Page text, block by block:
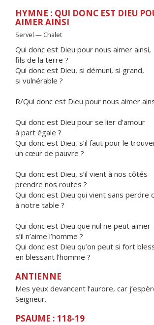
HYMNE : QUI DONC EST DIEU
AIMER AINSI
Servel — Chalet
Qui donc est Dieu pour nous aimer ainsi,
fils de la terre ?
Qui donc est Dieu, si démuni, si grand,
si vulnérable ?
R/Qui donc est Dieu pour nous aimer
Qui donc est Dieu pour se lier d’amour
à part égale ?
Qui donc est Dieu, s’il faut pour le
un cœur de pauvre ?
Qui donc est Dieu, s’il vient à nos côtés
prendre nos routes ?
Qui donc est Dieu qui vient sans perdre
à notre table ?
Qui donc est Dieu que nul ne peut aimer
s’il n’aime l’homme ?
Qui donc est Dieu qu’on peut si fort
en blessant l’homme ?
ANTIENNE
Mes yeux devancent l’aurore, car
Seigneur.
PSAUME : 118-19